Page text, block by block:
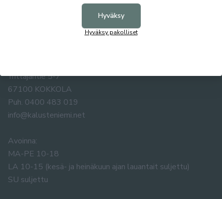
Yrittäjäntie 5-7
67100 KOKKOLA
Puh. 0400 483 019
info@kalusteniemi.net
Avoinna:
MA-PE 10-18
LA 10-15 (kesä- ja heinäkuun ajan lauantait suljettu)
SU suljettu
Hyväksy
Hyväksy pakolliset